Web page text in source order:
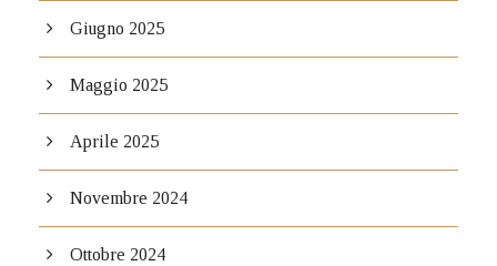
Giugno 2025
Maggio 2025
Aprile 2025
Novembre 2024
Ottobre 2024